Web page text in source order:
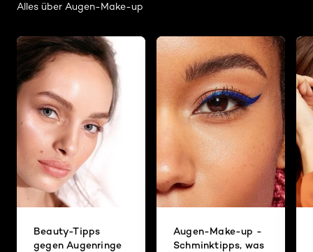
Alles über Augen-Make-up
Beauty-Tipps
gegen Augenringe
Augen-Make-up -
Schminktipps, was